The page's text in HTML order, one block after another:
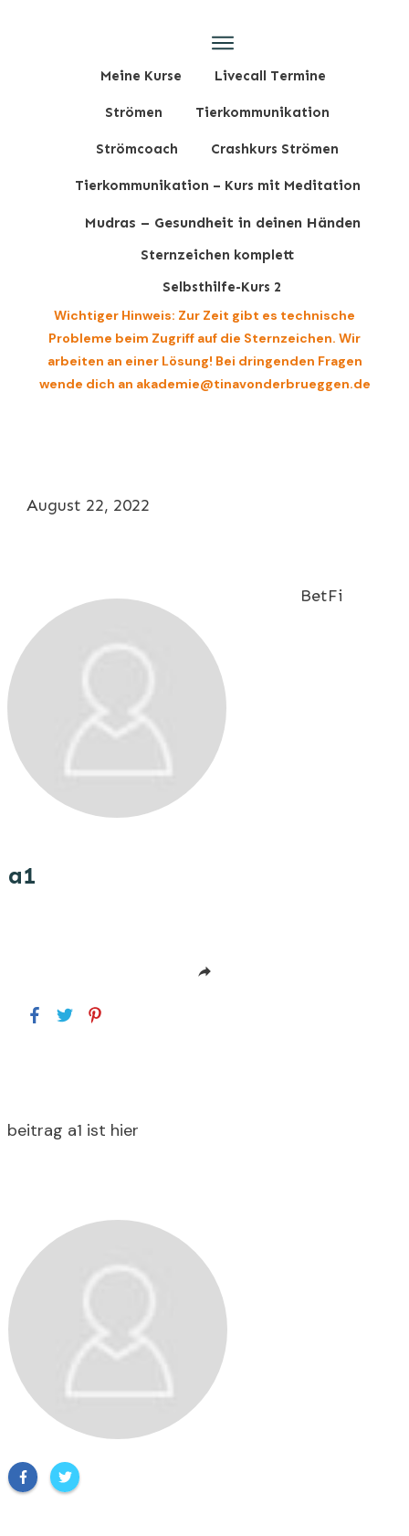
Meine Kurse Livecall Termine
Strömen Tierkommunikation
Strömcoach Crashkurs Strömen
Tierkommunikation – Kurs mit Meditation
Mudras – Gesundheit in deinen Händen
Sternzeichen komplett
Selbsthilfe-Kurs 2
Wichtiger Hinweis: Zur Zeit gibt es technische
Probleme beim Zugriff auf die Sternzeichen. Wir
arbeiten an einer Lösung! Bei dringenden Fragen
wende dich an akademie@tinavonderbrueggen.de
August 22, 2022
BetFi
a1
beitrag a1 ist hier